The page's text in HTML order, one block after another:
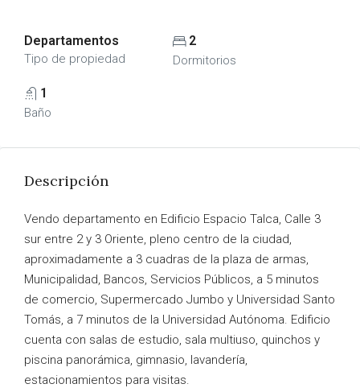
Departamentos
Tipo de propiedad
2
Dormitorios
1
Baño
Descripción
Vendo departamento en Edificio Espacio Talca, Calle 3
sur entre 2 y 3 Oriente, pleno centro de la ciudad,
aproximadamente a 3 cuadras de la plaza de armas,
Municipalidad, Bancos, Servicios Públicos, a 5 minutos
de comercio, Supermercado Jumbo y Universidad Santo
Tomás, a 7 minutos de la Universidad Autónoma. Edificio
cuenta con salas de estudio, sala multiuso, quinchos y
piscina panorámica, gimnasio, lavandería,
estacionamientos para visitas.